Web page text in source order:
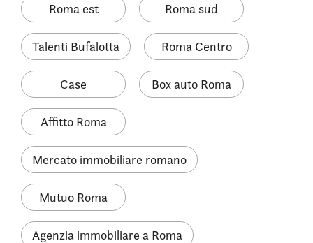
Roma est Roma sud
Talenti Bufalotta Roma Centro
Case Box auto Roma
Affitto Roma
Mercato immobiliare romano
Mutuo Roma
Agenzia immobiliare a Roma